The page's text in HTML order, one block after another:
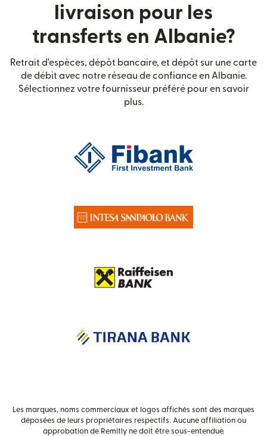
livraison pour les
transferts en Albanie?
Retrait d'espèces, dépôt bancaire, et dépôt sur une carte
de débit avec notre réseau de confiance en Albanie.
Sélectionnez votre fournisseur préféré pour en savoir
plus.
Les marques, noms commerciaux et logos affichés sont des marques
déposées de leurs propriétaires respectifs. Aucune affiliation ou
approbation de Remitly ne doit être sous-entendue.